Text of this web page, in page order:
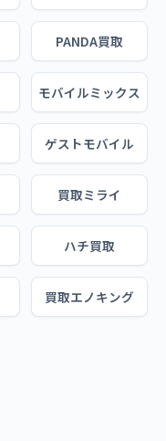
PANDA買取
モバイルミックス
ゲストモバイル
買取ミライ
ハチ買取
買取エノキング